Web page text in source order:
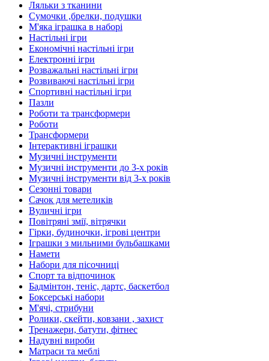
Ляльки з тканини
Сумочки ,брелки, подушки
М'яка іграшка в наборі
Настільні ігри
Економічні настільні ігри
Електронні ігри
Розважальні настільні ігри
Розвиваючі настільні ігри
Спортивні настільні ігри
Пазли
Роботи та трансформери
Роботи
Трансформери
Інтерактивні іграшки
Музичні інструменти
Музичні інструменти до 3-х років
Музичні інструменти від 3-х років
Сезонні товари
Сачок для метеликів
Вуличні ігри
Повітряні змії, вітрячки
Гірки, будиночки, ігрові центри
Іграшки з мильними бульбашками
Намети
Набори для пісочниці
Спорт та відпочинок
Бадмінтон, теніс, дартс, баскетбол
Боксерські набори
М'ячі, стрибуни
Ролики, скейти, ковзани , захист
Тренажери, батути, фітнес
Надувні вироби
Матраси та меблі